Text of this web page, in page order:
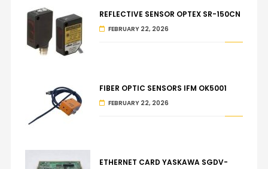
REFLECTIVE SENSOR OPTEX SR-150CN
FEBRUARY 22, 2026
FIBER OPTIC SENSORS IFM OK5001
FEBRUARY 22, 2026
ETHERNET CARD YASKAWA SGDV-